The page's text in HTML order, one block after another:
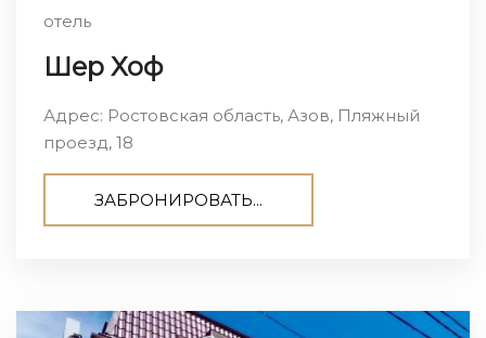
отель
Шер Хоф
Адрес: Ростовская область, Азов, Пляжный
проезд, 18
ЗАБРОНИРОВАТЬ...